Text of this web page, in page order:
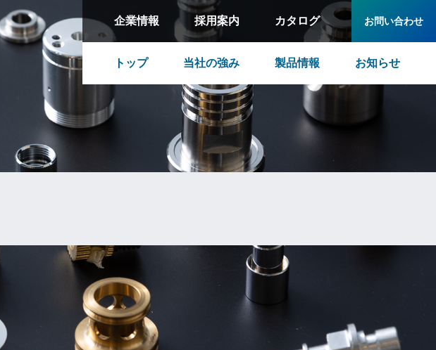
トップ 当社の強み 製品情報 お知らせ
企業情報 採用案内 カタログ お問い合わせ